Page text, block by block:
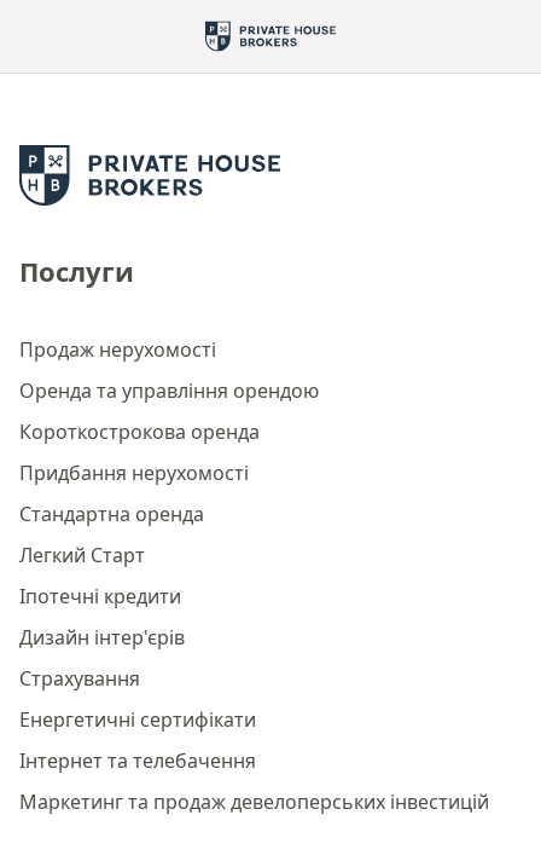
Послуги
Продаж нерухомості
Оренда та управління орендою
Короткострокова оренда
Придбання нерухомості
Стандартна оренда
Легкий Старт
Іпотечні кредити
Дизайн інтер'єрів
Страхування
Енергетичні сертифікати
Інтернет та телебачення
Маркетинг та продаж девелоперських інвестицій